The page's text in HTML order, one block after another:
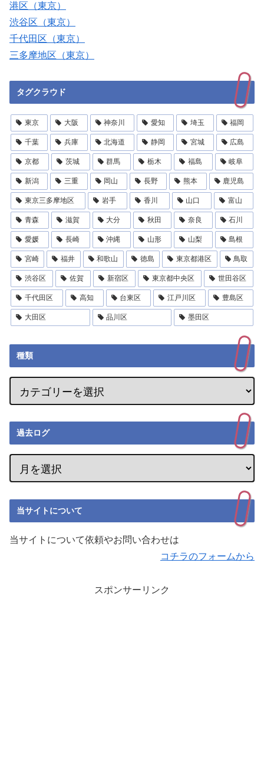
港区（東京）
渋谷区（東京）
千代田区（東京）
三多摩地区（東京）
タグクラウド
東京 大阪 神奈川 愛知 埼玉 福岡
千葉 兵庫 北海道 静岡 宮城 広島
京都 茨城 群馬 栃木 福島 岐阜
新潟 三重 岡山 長野 熊本 鹿児島
東京三多摩地区 岩手 香川 山口 富山
青森 滋賀 大分 秋田 奈良 石川
愛媛 長崎 沖縄 山形 山梨 島根
宮崎 福井 和歌山 徳島 東京都港区 鳥取
渋谷区 佐賀 新宿区 東京都中央区 世田谷区
千代田区 高知 台東区 江戸川区 豊島区
大田区 品川区 墨田区
種類
過去ログ
当サイトについて
当サイトについて依頼やお問い合わせは
コチラのフォームから
スポンサーリンク